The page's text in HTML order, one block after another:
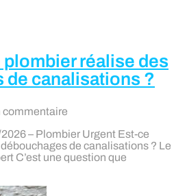
plombier réalise des
de canalisations ?
commentaire
– Plombier Urgent Est-ce
de canalisations ? Le
C’est une question que